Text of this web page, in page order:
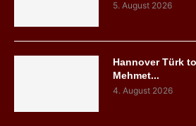
5. August 2026
Hannover Türk
Mehmet...
4. August 2026